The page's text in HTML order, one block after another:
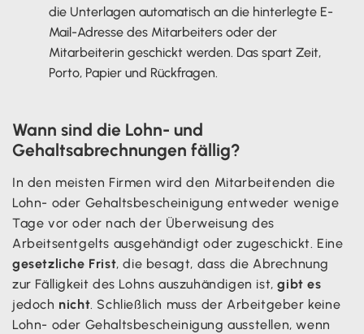
die Unterlagen automatisch an die hinterlegte E-
Mail-Adresse des Mitarbeiters oder der
Mitarbeiterin geschickt werden. Das spart Zeit,
Porto, Papier und Rückfragen.
Wann sind die Lohn- und
Gehaltsabrechnungen fällig?
In den meisten Firmen wird den Mitarbeitenden die
Lohn- oder Gehaltsbescheinigung entweder wenige
Tage vor oder nach der Überweisung des
Arbeitsentgelts ausgehändigt oder zugeschickt. Eine
gesetzliche Frist, die besagt, dass die Abrechnung
zur Fälligkeit des Lohns auszuhändigen ist,gibt es
jedoch nicht. Schließlich muss der Arbeitgeber keine
Lohn- oder Gehaltsbescheinigung ausstellen, wenn